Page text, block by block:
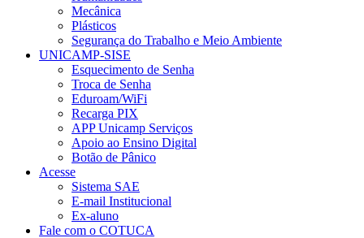
Mecânica
Plásticos
Segurança do Trabalho e Meio Ambiente
UNICAMP-SISE
Esquecimento de Senha
Troca de Senha
Eduroam/WiFi
Recarga PIX
APP Unicamp Serviços
Apoio ao Ensino Digital
Botão de Pânico
Acesse
Sistema SAE
E-mail Institucional
Ex-aluno
Fale com o COTUCA